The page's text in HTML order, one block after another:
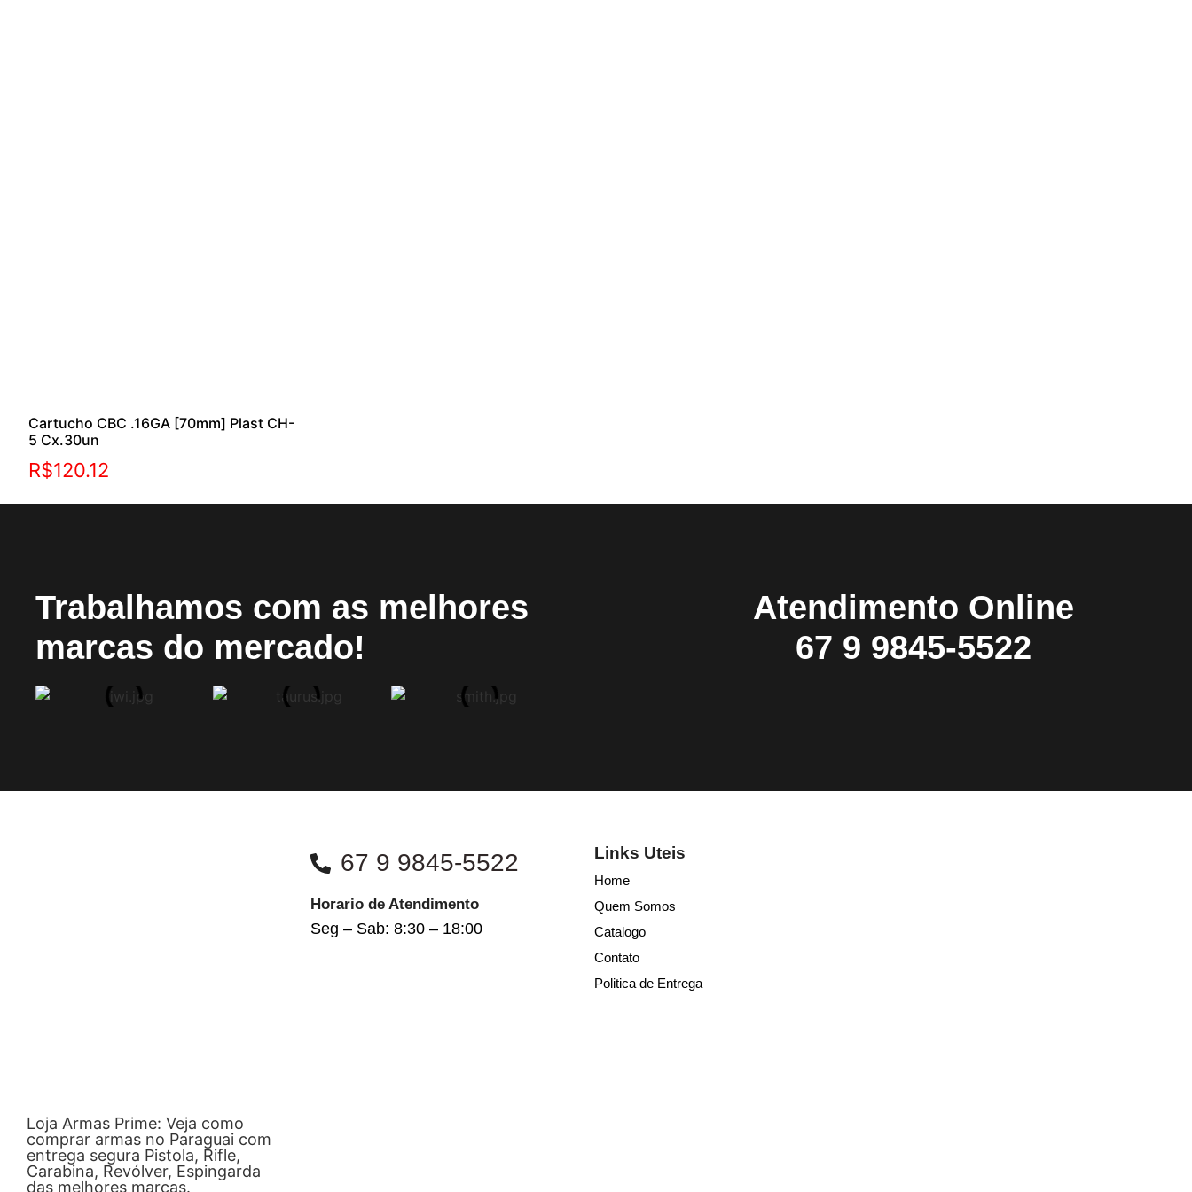
Cartucho CBC .16GA [70mm] Plast CH-
5 Cx.30un
R$120.12
Trabalhamos com as melhores
marcas do mercado!
Atendimento Online
67 9 9845-5522
Loja Armas Prime: Veja como
comprar armas no Paraguai com
entrega segura Pistola, Rifle,
Carabina, Revólver, Espingarda
das melhores marcas.
67 9 9845-5522
Horario de Atendimento
Seg – Sab: 8:30 – 18:00
Links Uteis
Home
Quem Somos
Catalogo
Contato
Politica de Entrega